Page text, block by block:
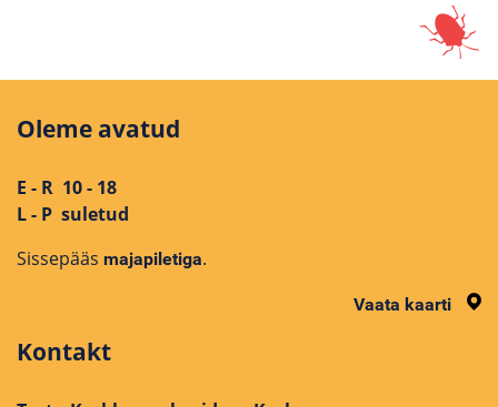
Oleme avatud
E - R 10 - 18
L - P suletud
Sissepääs majapiletiga.
Vaata kaarti
Kontakt